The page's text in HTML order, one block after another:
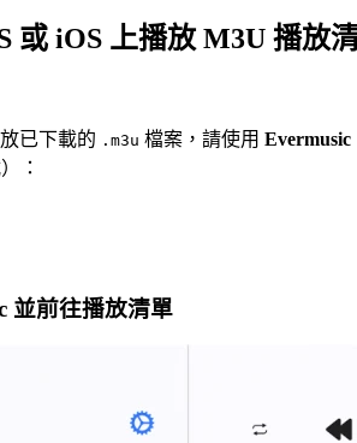
或 iOS 上播放 M3U 播放
已下載的 .m3u 檔案，請使用 Evermusic
：
並前往播放清單